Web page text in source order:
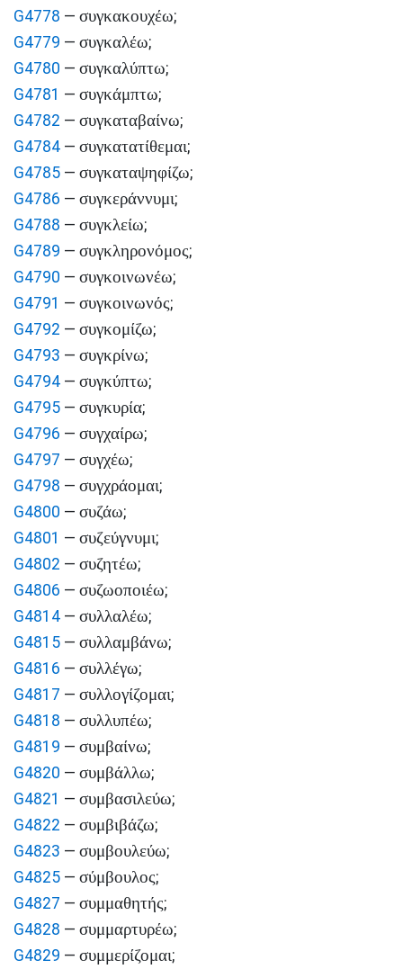
G4778 — συγκακουχέω;
G4779 — συγκαλέω;
G4780 — συγκαλύπτω;
G4781 — συγκάμπτω;
G4782 — συγκαταβαίνω;
G4784 — συγκατατίθεμαι;
G4785 — συγκαταψηφίζω;
G4786 — συγκεράννυμι;
G4788 — συγκλείω;
G4789 — συγκληρονόμος;
G4790 — συγκοινωνέω;
G4791 — συγκοινωνός;
G4792 — συγκομίζω;
G4793 — συγκρίνω;
G4794 — συγκύπτω;
G4795 — συγκυρία;
G4796 — συγχαίρω;
G4797 — συγχέω;
G4798 — συγχράομαι;
G4800 — συζάω;
G4801 — συζεύγνυμι;
G4802 — συζητέω;
G4806 — συζωοποιέω;
G4814 — συλλαλέω;
G4815 — συλλαμβάνω;
G4816 — συλλέγω;
G4817 — συλλογίζομαι;
G4818 — συλλυπέω;
G4819 — συμβαίνω;
G4820 — συμβάλλω;
G4821 — συμβασιλεύω;
G4822 — συμβιβάζω;
G4823 — συμβουλεύω;
G4825 — σύμβουλος;
G4827 — συμμαθητής;
G4828 — συμμαρτυρέω;
G4829 — συμμερίζομαι;